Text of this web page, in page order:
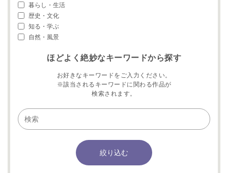
暮らし・生活
歴史・文化
知る・学ぶ
自然・風景
ほどよく絶妙なキーワードから探す
お好きなキーワードをご入力ください。
※該当されるキーワードに関わる作品が
検索されます。